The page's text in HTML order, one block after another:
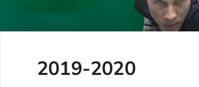
2019-2020